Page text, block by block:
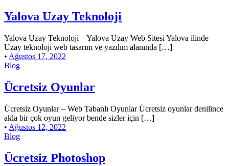
Yalova Uzay Teknoloji
Yalova Uzay Teknoloji – Yalova Uzay Web Sitesi Yalova ilinde
Uzay teknoloji web tasarım ve yazılım alanında […]
• Ağustos 17, 2022
Blog
Ücretsiz Oyunlar
Ücretsiz Oyunlar – Web Tabanlı Oyunlar Ücretsiz oyunlar denilince
akla bir çok oyun geliyor bende sizler için […]
• Ağustos 12, 2022
Blog
Ücretsiz Photoshop